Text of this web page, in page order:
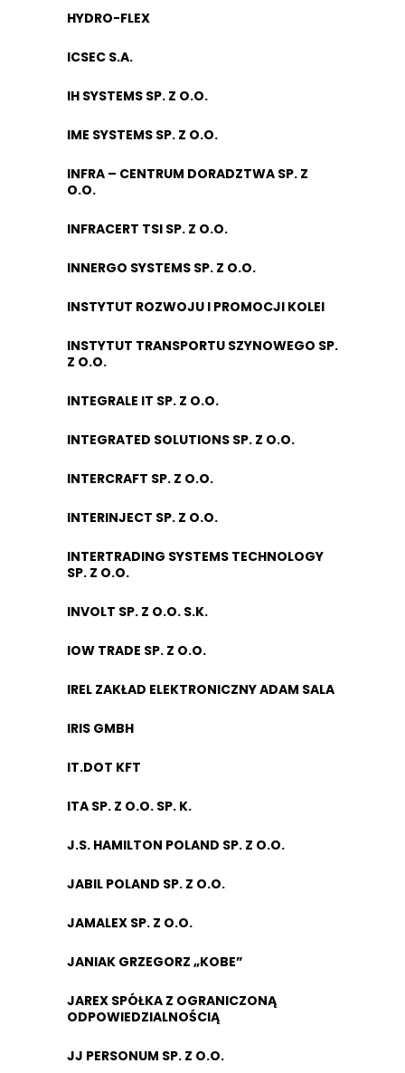
HYDRO-FLEX
ICSEC S.A.
IH SYSTEMS SP. Z O.O.
IME SYSTEMS SP. Z O.O.
INFRA – CENTRUM DORADZTWA SP. Z
O.O.
INFRACERT TSI SP. Z O.O.
INNERGO SYSTEMS SP. Z O.O.
INSTYTUT ROZWOJU I PROMOCJI KOLEI
INSTYTUT TRANSPORTU SZYNOWEGO SP.
Z O.O.
INTEGRALE IT SP. Z O.O.
INTEGRATED SOLUTIONS SP. Z O.O.
INTERCRAFT SP. Z O.O.
INTERINJECT SP. Z O.O.
INTERTRADING SYSTEMS TECHNOLOGY
SP. Z O.O.
INVOLT SP. Z O.O. S.K.
IOW TRADE SP. Z O.O.
IREL ZAKŁAD ELEKTRONICZNY ADAM SALA
IRIS GMBH
IT.DOT KFT
ITA SP. Z O.O. SP. K.
J.S. HAMILTON POLAND SP. Z O.O.
JABIL POLAND SP. Z O.O.
JAMALEX SP. Z O.O.
JANIAK GRZEGORZ „KOBE”
JAREX SPÓŁKA Z OGRANICZONĄ
ODPOWIEDZIALNOŚCIĄ
JJ PERSONUM SP. Z O.O.